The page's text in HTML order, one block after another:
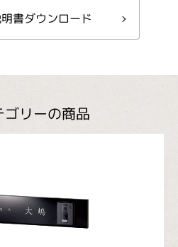
書ダウンロード
ゴリーの商品